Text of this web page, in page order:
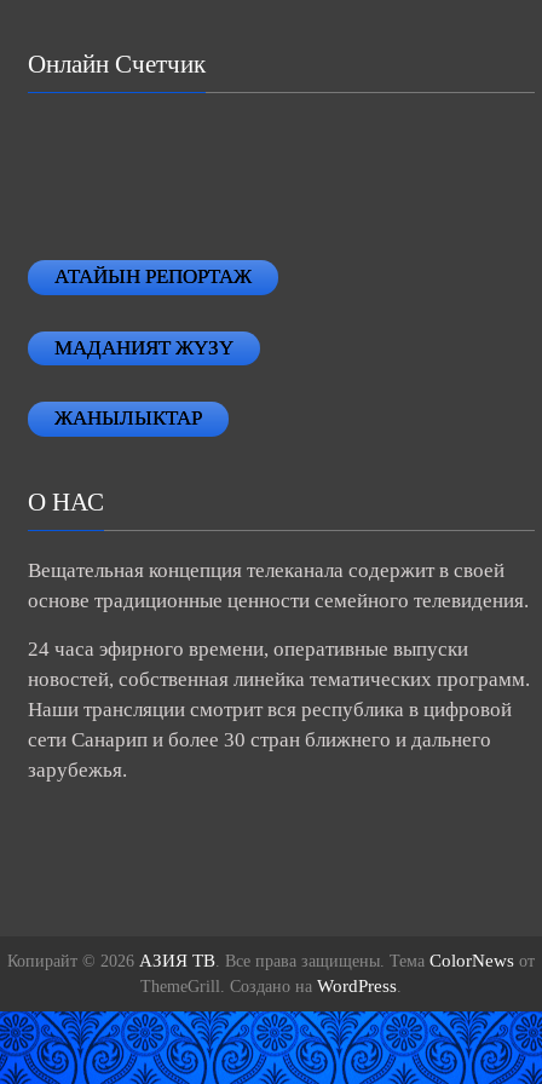
Онлайн Счетчик
АТАЙЫН РЕПОРТАЖ
МАДАНИЯТ ЖҮЗҮ
ЖАНЫЛЫКТАР
О НАС
Вещательная концепция телеканала содержит в своей
основе традиционные ценности семейного телевидения.
24 часа эфирного времени, оперативные выпуски
новостей, собственная линейка тематических программ.
Наши трансляции смотрит вся республика в цифровой
сети Санарип и более 30 стран ближнего и дальнего
зарубежья.
Копирайт © 2026 АЗИЯ ТВ . Все права защищены. Тема ColorNews от
ThemeGrill. Создано на WordPress